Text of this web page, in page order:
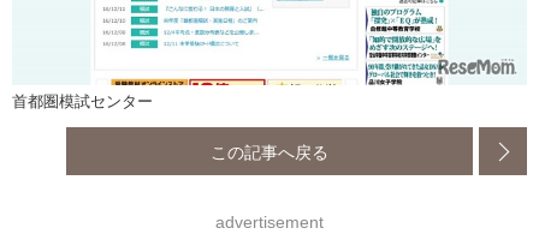
首都圏模試センター
この記事へ戻る
advertisement